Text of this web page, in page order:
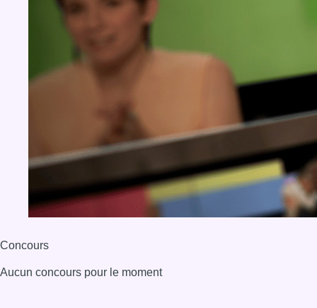
Concours
Aucun concours pour le moment